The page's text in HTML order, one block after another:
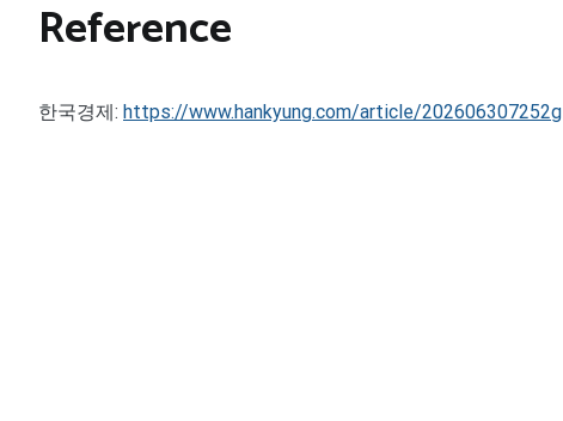
Reference
한국경제: https://www.hankyung.com/article/202606307252g